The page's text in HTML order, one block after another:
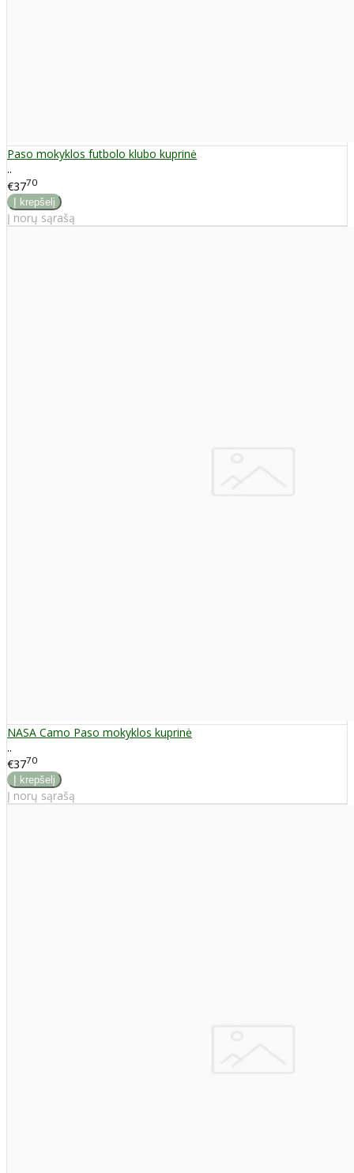
Paso mokyklos futbolo klubo kuprinė
..
€3770
Į norų sąrašą
NASA Camo Paso mokyklos kuprinė
..
€3770
Į norų sąrašą